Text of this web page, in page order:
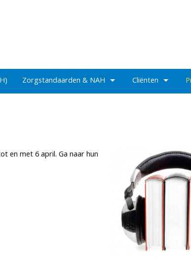
Zorgstandaarden & NAH Cliënten
en met 6 april. Ga naar hun